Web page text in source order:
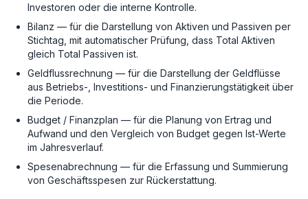
Investoren oder die interne Kontrolle.
Bilanz — für die Darstellung von Aktiven und Passiven per
Stichtag, mit automatischer Prüfung, dass Total Aktiven
gleich Total Passiven ist.
Geldflussrechnung — für die Darstellung der Geldflüsse
aus Betriebs-, Investitions- und Finanzierungstätigkeit über
die Periode.
Budget / Finanzplan — für die Planung von Ertrag und
Aufwand und den Vergleich von Budget gegen Ist-Werte
im Jahresverlauf.
Spesenabrechnung — für die Erfassung und Summierung
von Geschäftsspesen zur Rückerstattung.